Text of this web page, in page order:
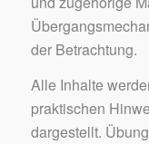
der Betrachtung.
Alle Inhalte
praktischen
dargestellt.